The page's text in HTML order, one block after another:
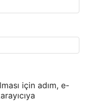
için adım, e-